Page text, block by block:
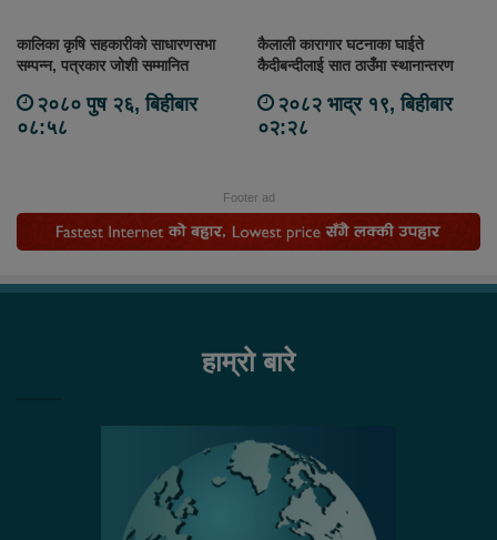
कालिका कृषि सहकारीको साधारणसभा
सम्पन्न, पत्रकार जोशी सम्मानित
२०८० पुष २६, बिहीबार
०८:५८
कैलाली कारागार घटनाका घाईते
कैदीबन्दीलाई सात ठाउँमा स्थानान्तरण
२०८२ भाद्र १९, बिहीबार
०२:२८
Footer ad
हाम्रो बारे